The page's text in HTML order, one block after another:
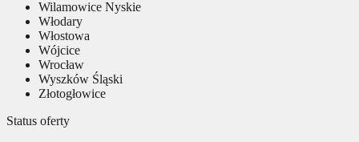
Wilamowice Nyskie
Włodary
Włostowa
Wójcice
Wrocław
Wyszków Śląski
Złotogłowice
Status oferty